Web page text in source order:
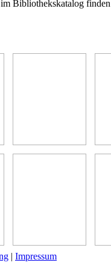
Bibliothekskatalog
| Impressum